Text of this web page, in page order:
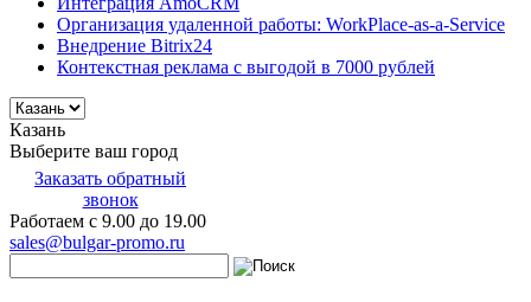
Организация удаленной работы: WorkPlace-as-a-Service
Внедрение Bitrix24
Контекстная реклама с выгодой в 7000 рублей
Казань
Выберите ваш город
Заказать обратный
звонок
Работаем с 9.00 до 19.00
sales@bulgar-promo.ru